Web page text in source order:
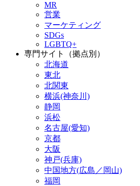
MR
営業
マーケティング
SDGs
LGBTQ+
専門サイト（拠点別）
北海道
東北
北関東
横浜(神奈川)
静岡
浜松
名古屋(愛知)
京都
大阪
神戸(兵庫)
中国地方(広島／岡山)
福岡